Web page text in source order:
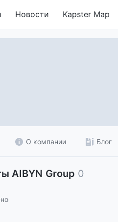
Новости Kapster Map
О компании Блог
AIBYN Group 0